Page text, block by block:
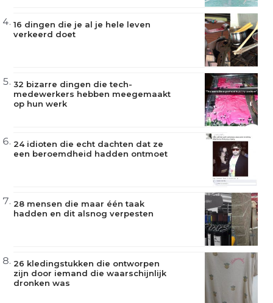
16 dingen die je al je hele leven
verkeerd doet
32 bizarre dingen die tech-
medewerkers hebben meegemaakt
op hun werk
24 idioten die echt dachten dat ze
een beroemdheid hadden ontmoet
28 mensen die maar één taak
hadden en dit alsnog verpesten
26 kledingstukken die ontworpen
zijn door iemand die waarschijnlijk
dronken was